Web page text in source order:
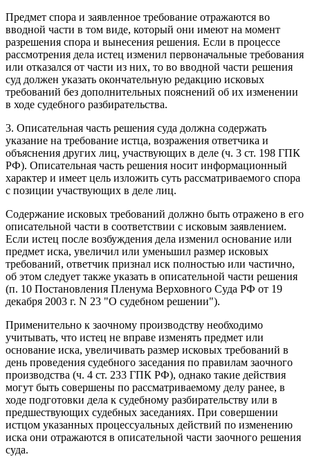
Предмет спора и заявленное требование отражаются во
вводной части в том виде, который они имеют на момент
разрешения спора и вынесения решения. Если в процессе
рассмотрения дела истец изменил первоначальные требования
или отказался от части из них, то во вводной части решения
суд должен указать окончательную редакцию исковых
требований без дополнительных пояснений об их изменении
в ходе судебного разбирательства.
3. Описательная часть решения суда должна содержать
указание на требование истца, возражения ответчика и
объяснения других лиц, участвующих в деле (ч. 3 ст. 198 ГПК
РФ). Описательная часть решения носит информационный
характер и имеет цель изложить суть рассматриваемого спора
с позиции участвующих в деле лиц.
Содержание исковых требований должно быть отражено в его
описательной части в соответствии с исковым заявлением.
Если истец после возбуждения дела изменил основание или
предмет иска, увеличил или уменьшил размер исковых
требований, ответчик признал иск полностью или частично,
об этом следует также указать в описательной части решения
(п. 10 Постановления Пленума Верховного Суда РФ от 19
декабря 2003 г. N 23 "О судебном решении").
Применительно к заочному производству необходимо
учитывать, что истец не вправе изменять предмет или
основание иска, увеличивать размер исковых требований в
день проведения судебного заседания по правилам заочного
производства (ч. 4 ст. 233 ГПК РФ), однако такие действия
могут быть совершены по рассматриваемому делу ранее, в
ходе подготовки дела к судебному разбирательству или в
предшествующих судебных заседаниях. При совершении
истцом указанных процессуальных действий по изменению
иска они отражаются в описательной части заочного решения
суда.